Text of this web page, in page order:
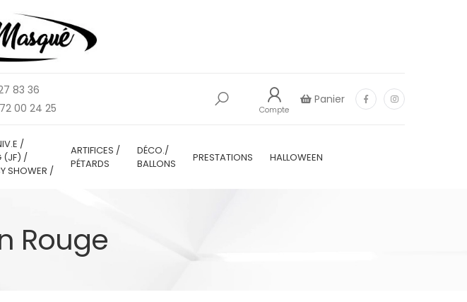
83 36
00 24 25
Compte
Panier
/
(JF) /
SHOWER /
ARTIFICES /
PÉTARDS
DÉCO./
BALLONS
PRESTATIONS HALLOWEEN
Rouge